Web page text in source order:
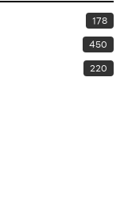
178
450
220